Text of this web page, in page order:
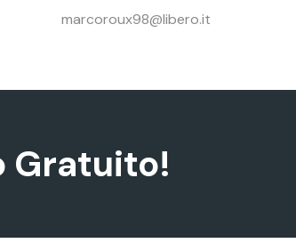
marcoroux98@libero.it
Gratuito!